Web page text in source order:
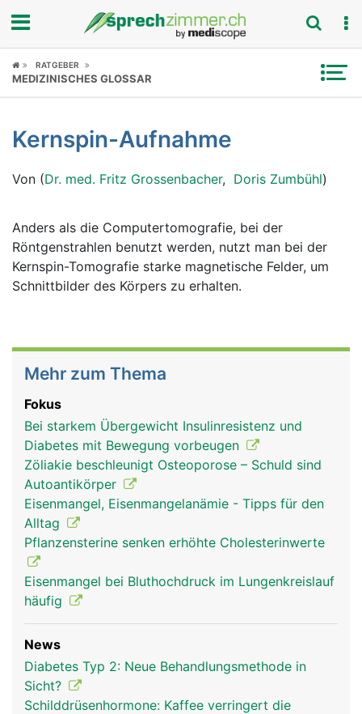
Fokus
Symptome
Untersuchungen
News
Ratgeber
RATGEBER
MEDIZINISCHES GLOSSAR
Kernspin-Aufnahme
Von (Dr. med. Fritz Grossenbacher, Doris Zumbühl)
Anders als die Computertomografie, bei der
Röntgenstrahlen benutzt werden, nutzt man bei der
Kernspin-Tomografie starke magnetische Felder, um
Schnittbilder des Körpers zu erhalten.
Mehr zum Thema
Fokus
Bei starkem Übergewicht Insulinresistenz und
Diabetes mit Bewegung vorbeugen
Zöliakie beschleunigt Osteoporose – Schuld sind
Autoantikörper
Eisenmangel, Eisenmangelanämie - Tipps für den
Alltag
Pflanzensterine senken erhöhte Cholesterinwerte
Eisenmangel bei Bluthochdruck im Lungenkreislauf
häufig
News
Diabetes Typ 2: Neue Behandlungsmethode in
Sicht?
Schilddrüsenhormone: Kaffee verringert die